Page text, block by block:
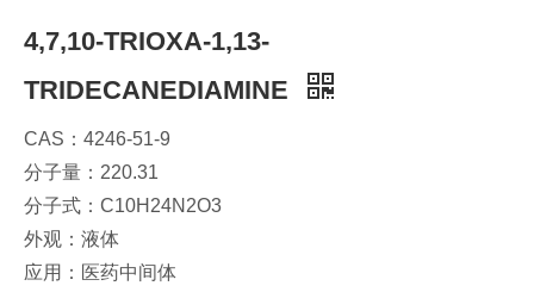
4,7,10-TRIOXA-1,13-
TRIDECANEDIAMINE
CAS：4246-51-9
分子量：220.31
分子式：C10H24N2O3
外观：液体
应用：医药中间体